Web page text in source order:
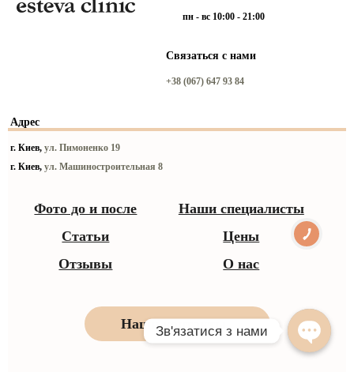
пн - вс 10:00 - 21:00
Связаться с нами
+38 (067) 647 93 84
Адрес
г. Киев, ул. Пимоненко 19
г. Киев, ул. Машиностроительная 8
Фото до и после
Наши специалисты
Статьи
Цены
Отзывы
О нас
Наши контакты